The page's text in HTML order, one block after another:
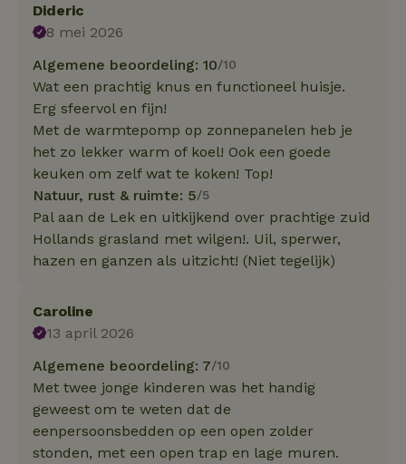
Dideric
8 mei 2026
Algemene beoordeling: 10/10
Wat een prachtig knus en functioneel huisje.
Erg sfeervol en fijn!
Met de warmtepomp op zonnepanelen heb je
het zo lekker warm of koel! Ook een goede
keuken om zelf wat te koken! Top!
Natuur, rust & ruimte: 5/5
Pal aan de Lek en uitkijkend over prachtige zuid
Hollands grasland met wilgen!. Uil, sperwer,
hazen en ganzen als uitzicht! (Niet tegelijk)
Caroline
13 april 2026
Algemene beoordeling: 7/10
Met twee jonge kinderen was het handig
geweest om te weten dat de
eenpersoonsbedden op een open zolder
stonden, met een open trap en lage muren.